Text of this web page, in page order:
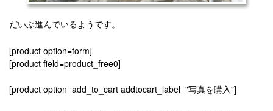
だいぶ進んでいるようです。
[product option=form]
[product field=product_free0]
[product option=add_to_cart addtocart_label="写真を購入"]